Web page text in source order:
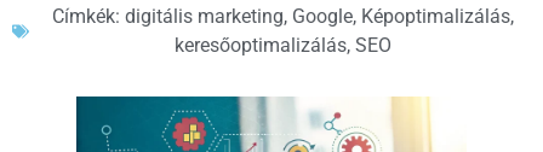
Címkék: digitális marketing, Google, Képoptimalizálás,
keresőoptimalizálás, SEO